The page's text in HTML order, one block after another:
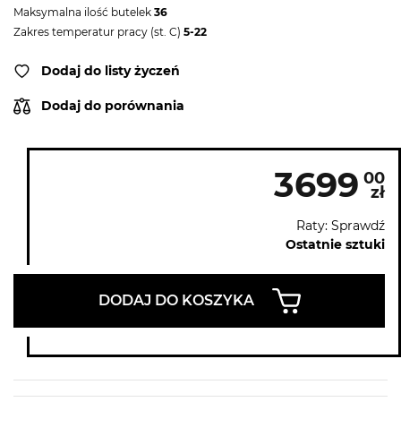
Maksymalna ilość butelek 36
Zakres temperatur pracy (st. C) 5-22
Dodaj do listy życzeń
Dodaj do porównania
3699 00
zł
Raty: Sprawdź
Ostatnie sztuki
DODAJ DO KOSZYKA